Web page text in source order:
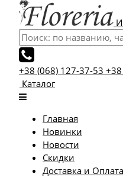
+38 (068) 127-37-53
Каталог
Главная
Новинки
Новости
Скидки
Доставка и Оплата